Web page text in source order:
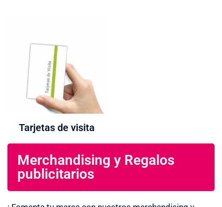
Tarjetas de visita
Merchandising y Regalos
publicitarios